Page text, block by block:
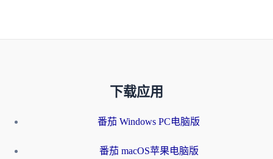
下载应用
番茄 Windows PC电脑版
番茄 macOS苹果电脑版